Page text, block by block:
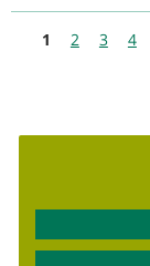
Seiten
1 2 3 4